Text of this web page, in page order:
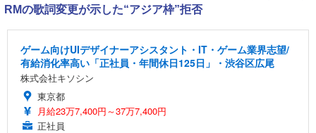
RMの歌詞変更が示した“アジア枠”拒否
ゲーム向けUIデザイナーアシスタント・IT・ゲーム業界志望/
有給消化率高い「正社員・年間休日125日」・渋谷区広尾
株式会社キソシン
東京都
月給23万7,400円～37万7,400円
正社員